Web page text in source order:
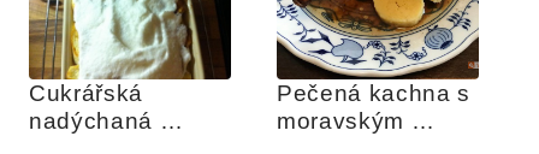
Cukrářská
nadýchaná
Pečená kachna s
moravským